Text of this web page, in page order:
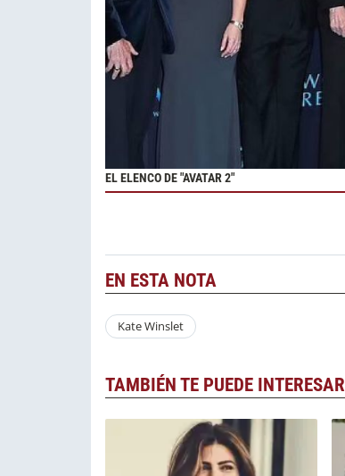
EL ELENCO DE "AVATAR 2"
EN ESTA NOTA
Kate Winslet
TAMBIÉN TE PUEDE INTERESAR